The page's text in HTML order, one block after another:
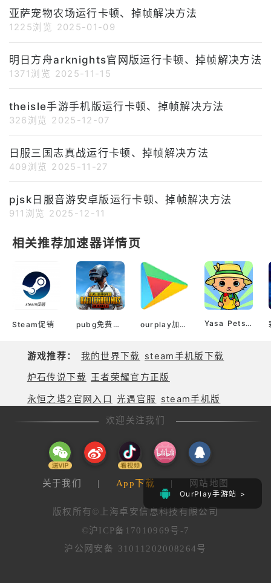
OurPlay手游站 >
亚萨宠物农场运行卡顿、掉帧解决方法
1225浏览 2025-01-09
明日方舟arknights官网版运行卡顿、掉帧解决方法
1371浏览 2025-11-15
theisle手游手机版运行卡顿、掉帧解决方法
326浏览 2025-12-07
日服三国志真战运行卡顿、掉帧解决方法
409浏览 2025-11-27
pjsk日服音游安卓版运行卡顿、掉帧解决方法
911浏览 2025-12-11
相关推荐加速器详情页
Steam促销 pubg免费加速器 ourplay加速器官网 Yasa Pets Farm
游戏推荐： 我的世界下载
steam手机版下载
炉石传说下载 王者荣耀官方正版
永恒之塔2官网入口 光遇官服
steam手机版
欢迎关注我们
关于我们 | App下载 | 网站地图
版权所有©上海卓安信息科技有限公司
©沪ICP备17010969号-7
沪公网安备 31011202008264号